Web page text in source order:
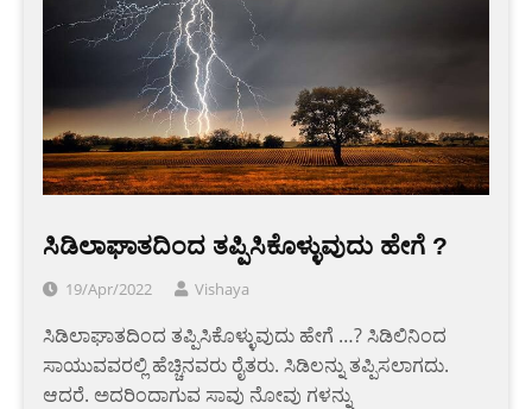
ಸಿಡಿಲಾಘಾತದಿಂದ ತಪ್ಪಿಸಿಕೊಳ್ಳುವುದು ಹೇಗೆ ?
19/Apr/2022 Vishaya
ಸಿಡಿಲಾಘಾತದಿಂದ ತಪ್ಪಿಸಿಕೊಳ್ಳುವುದು ಹೇಗೆ …? ಸಿಡಿಲಿನಿಂದ
ಸಾಯುವವರಲ್ಲಿ ಹೆಚ್ಚಿನವರು ರೈತರು. ಸಿಡಿಲನ್ನು ತಪ್ಪಿಸಲಾಗದು.
ಆದರೆ. ಅದರಿಂದಾಗುವ ಸಾವು ನೋವು ಗಳನ್ನು